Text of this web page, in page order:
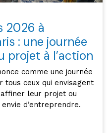
2026 à
: une journée
projet à l’action
comme une journée
ceux qui envisagent
leur projet ou
d’entreprendre.